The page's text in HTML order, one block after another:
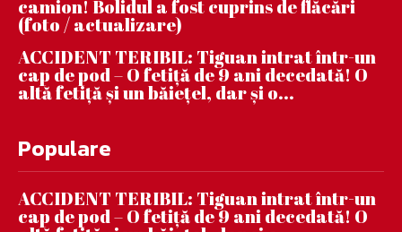
camion! Bolidul a fost cuprins de flăcări
(foto / actualizare)
ACCIDENT TERIBIL: Tiguan intrat într-un
cap de pod – O fetiță de 9 ani decedată! O
altă fetiță și un băiețel, dar și o...
Populare
ACCIDENT TERIBIL: Tiguan intrat într-un
cap de pod – O fetiță de 9 ani decedată! O